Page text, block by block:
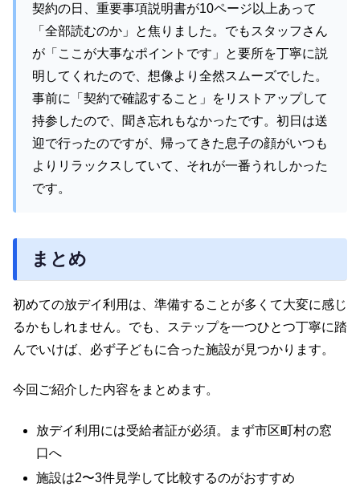
契約の日、重要事項説明書が10ページ以上あって
「全部読むのか」と焦りました。でもスタッフさん
が「ここが大事なポイントです」と要所を丁寧に説
明してくれたので、想像より全然スムーズでした。
事前に「契約で確認すること」をリストアップして
持参したので、聞き忘れもなかったです。初日は送
迎で行ったのですが、帰ってきた息子の顔がいつも
よりリラックスしていて、それが一番うれしかった
です。
まとめ
初めての放デイ利用は、準備することが多くて大変に感じ
るかもしれません。でも、ステップを一つひとつ丁寧に踏
んでいけば、必ず子どもに合った施設が見つかります。
今回ご紹介した内容をまとめます。
放デイ利用には受給者証が必須。まず市区町村の窓
口へ
施設は2〜3件見学して比較するのがおすすめ